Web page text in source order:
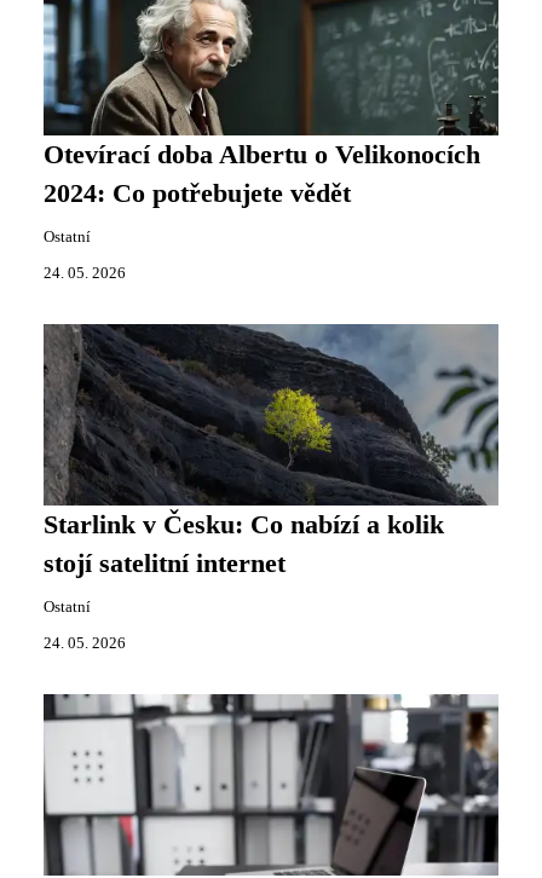
Otevírací doba Albertu o Velikonocích
2024: Co potřebujete vědět
Ostatní
24. 05. 2026
Starlink v Česku: Co nabízí a kolik
stojí satelitní internet
Ostatní
24. 05. 2026